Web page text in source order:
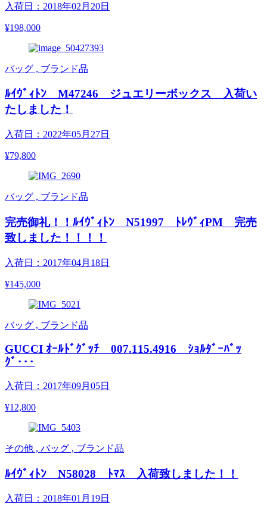
入荷日：2018年02月20日
¥198,000
バッグ , ブランド品
ﾙｲｳﾞｨﾄﾝ M47246 ジュエリーボックス 入荷い
たしました！
入荷日：2022年05月27日
¥79,800
バッグ , ブランド品
完売御礼！！ﾙｲｳﾞｨﾄﾝ N51997 ﾄﾚｳﾞｨPM 完売
致しました！！！！
入荷日：2017年04月18日
¥145,000
バッグ , ブランド品
GUCCI ｵｰﾙﾄﾞｸﾞｯﾁ 007.115.4916 ｼｮﾙﾀﾞｰﾊﾞｯ
ｸﾞ･･･
入荷日：2017年09月05日
¥12,800
その他 , バッグ , ブランド品
ﾙｲｳﾞｨﾄﾝ N58028 ﾄﾏｽ 入荷致しました！！
入荷日：2018年01月19日